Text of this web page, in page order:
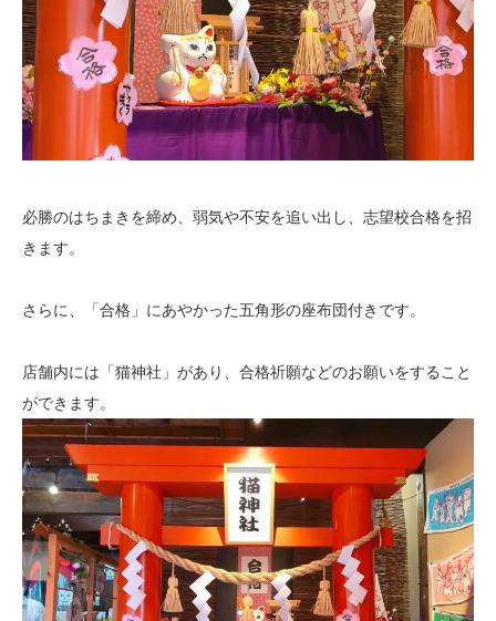
必勝のはちまきを締め、弱気や不安を追い出し、志望校合格を招
きます。
さらに、「合格」にあやかった五角形の座布団付きです。
店舗内には「猫神社」があり、合格祈願などのお願いをすること
ができます。